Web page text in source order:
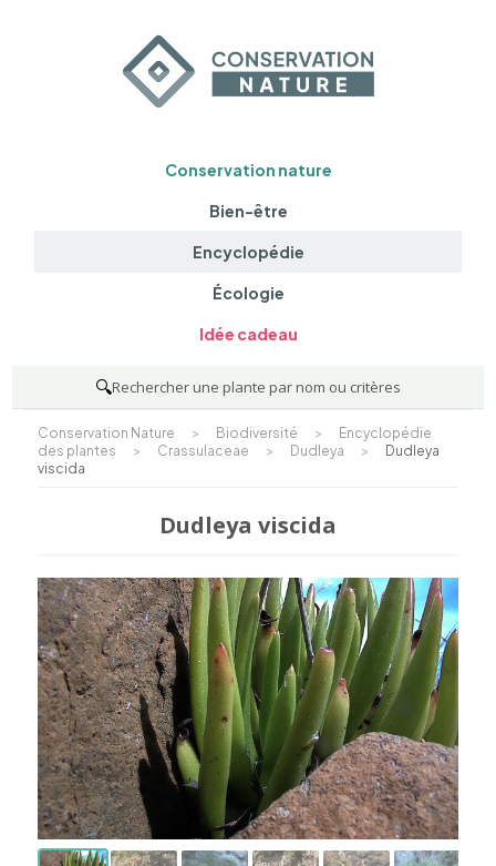
Conservation nature
Bien-être
Encyclopédie
Écologie
Idée cadeau
🔍Rechercher une plante par nom ou critères
Conservation Nature > Biodiversité >
Encyclopédie
des plantes
> Crassulaceae > Dudleya >
Dudleya
viscida
Dudleya viscida